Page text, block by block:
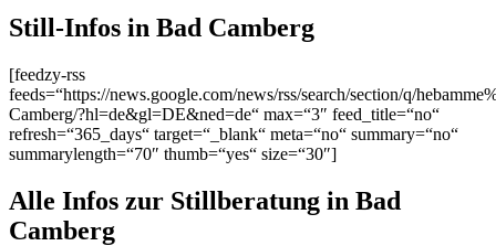
Still-Infos in Bad Camberg
[feedzy-rss
feeds=“https://news.google.com/news/rss/search/section/q/
Camberg/?hl=de&gl=DE&ned=de“ max=“3″ feed_title=“no“
refresh=“365_days“ target=“_blank“ meta=“no“ summary=“no“
summarylength=“70″ thumb=“yes“ size=“30″]
Alle Infos zur Stillberatung in Bad
Camberg